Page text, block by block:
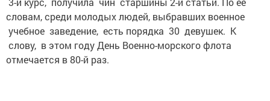
словам, среди молодых людей, выбравших военное
учебное заведение, есть порядка 30 девушек. К
слову, в этом году День Военно-морского флота
отмечается в 80-й раз.